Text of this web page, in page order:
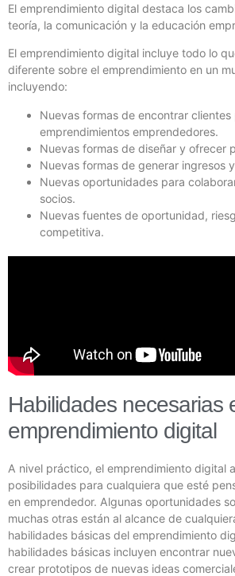
El emprendimiento digital destaca los
teoría, la comunicación y la educación
El emprendimiento digital incluye todo lo
diferente sobre el emprendimiento en un
incluyendo:
Nuevas formas de encontrar clientes
emprendimientos emprendedores.
Nuevas formas de diseñar y ofrecer
Nuevas formas de generar ingresos
Nuevas oportunidades para
socios.
Nuevas fuentes de oportunidad,
competitiva.
Habilidades necesarias
emprendimiento digital
A nivel práctico, el emprendimiento digital
posibilidades para cualquiera que esté
en emprendedor. Algunas oportunidades
muchas otras están al alcance de
habilidades básicas del emprendimiento
habilidades básicas incluyen encontrar
crear prototipos de nuevas ideas